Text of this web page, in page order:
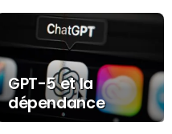
GPT-5 et la
dépendance
technologique :